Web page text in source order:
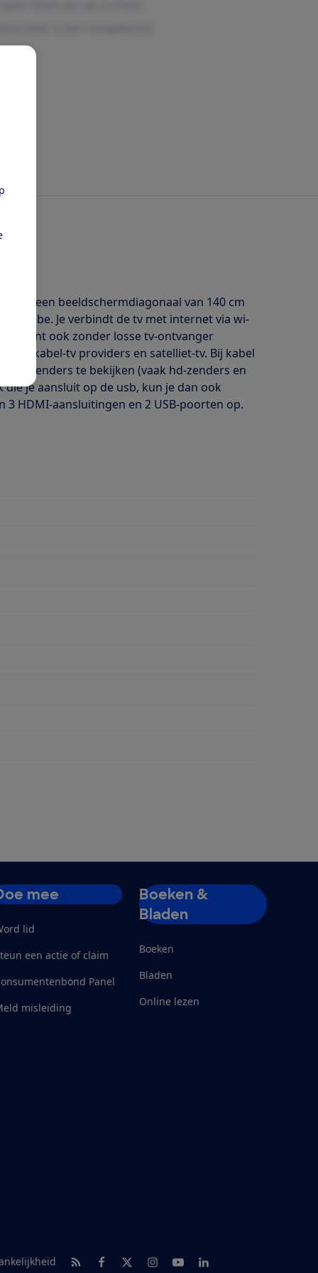
met een beeldschermdiagonaal van 140 cm
Je verbindt de tv met internet via wi-
Je kunt ook zonder losse tv-ontvanger
kabel-tv providers en satelliet-tv. Bij kabel
zenders te bekijken (vaak hd-zenders en
je aansluit op de usb, kun je dan ook
HDMI-aansluitingen en 2 USB-poorten op.
mee
lid
een actie of claim
Panel
misleiding
Boeken &
Bladen
Boeken
Bladen
Online lezen
RSS-feed nieuws
Facebook
TwitterInstagram
YoutubeLinkedIn